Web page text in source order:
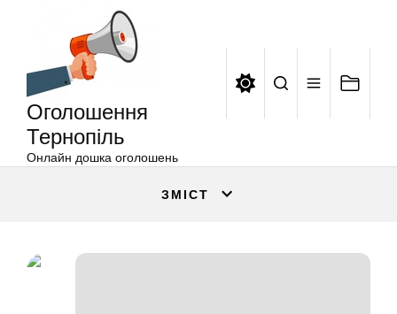
Оголошення
Тернопіль
Онлайн дошка оголошень
ЗМІСТ